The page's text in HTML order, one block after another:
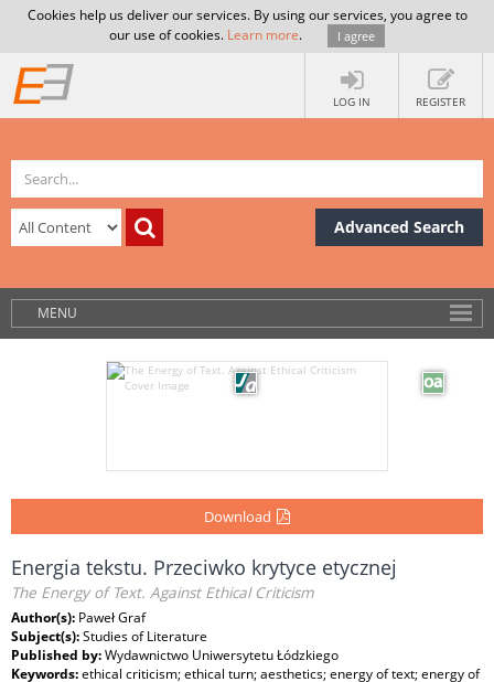
Cookies help us deliver our services. By using our services, you agree to
our use of cookies. Learn more. I agree
LOG IN REGISTER
Advanced Search
MENU
Download
Energia tekstu. Przeciwko krytyce etycznej
The Energy of Text. Against Ethical Criticism
Author(s): Paweł Graf
Subject(s):Studies of Literature
Published by:Wydawnictwo Uniwersytetu Łódzkiego
Keywords:ethical criticism; ethical turn; aesthetics; energy of text; energy of